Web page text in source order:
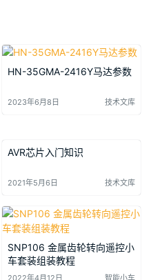
HN-35GMA-2416Y马达参数
2023年6月8日 技术文库
AVR芯片入门知识
2021年5月6日 技术文库
SNP106 金属齿轮转向遥控小
车套装组装教程